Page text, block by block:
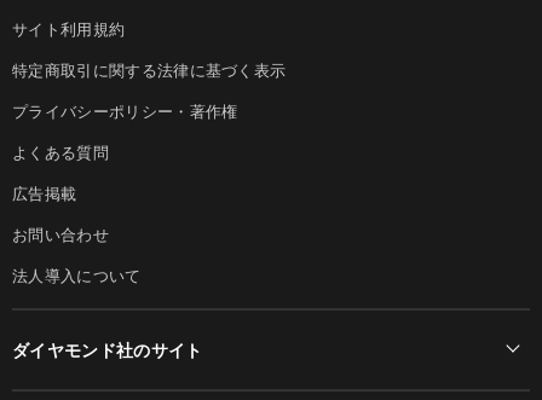
サイト利用規約
特定商取引に関する法律に基づく表示
プライバシーポリシー・著作権
よくある質問
広告掲載
お問い合わせ
法人導入について
ダイヤモンド社のサイト